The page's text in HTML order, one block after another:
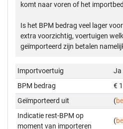
komt naar voren of het
Is het BPM bedrag veel lager
extra voorzichtig, voertuigen
geïmporteerd zijn betalen
Importvoertuig
Ja
BPM bedrag
€
Geïmporteerd uit
(
Indicatie rest-BPM op
moment van importeren
(